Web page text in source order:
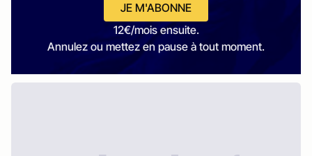
JE M'ABONNE
12€/mois ensuite.
Annulez ou mettez en pause à tout moment.